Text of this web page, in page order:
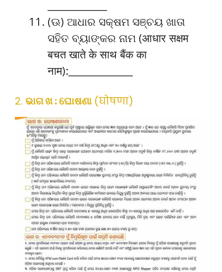
(ଊ) ଆଧାର ସକ୍ଷମ ସଞ୍ଚୟ ଖାତା
ସହିତ ବ୍ୟାଙ୍କର ନାମ (आधार सक्षम
बचत खाते के साथ बैंक का
नाम):_____________
2. ଭାଗ ଖ : ଘୋଷଣା (घोषणा)